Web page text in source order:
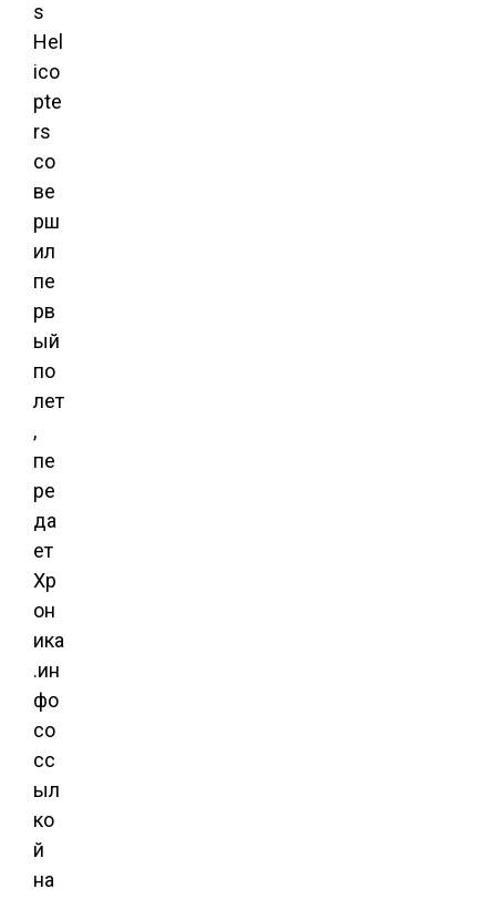
s
Hel
ico
pte
rs
со
ве
рш
ил
пе
рв
ый
по
лет
,
пе
ре
да
ет
Хр
он
ика
.ин
фо
со
сс
ыл
ко
й
на